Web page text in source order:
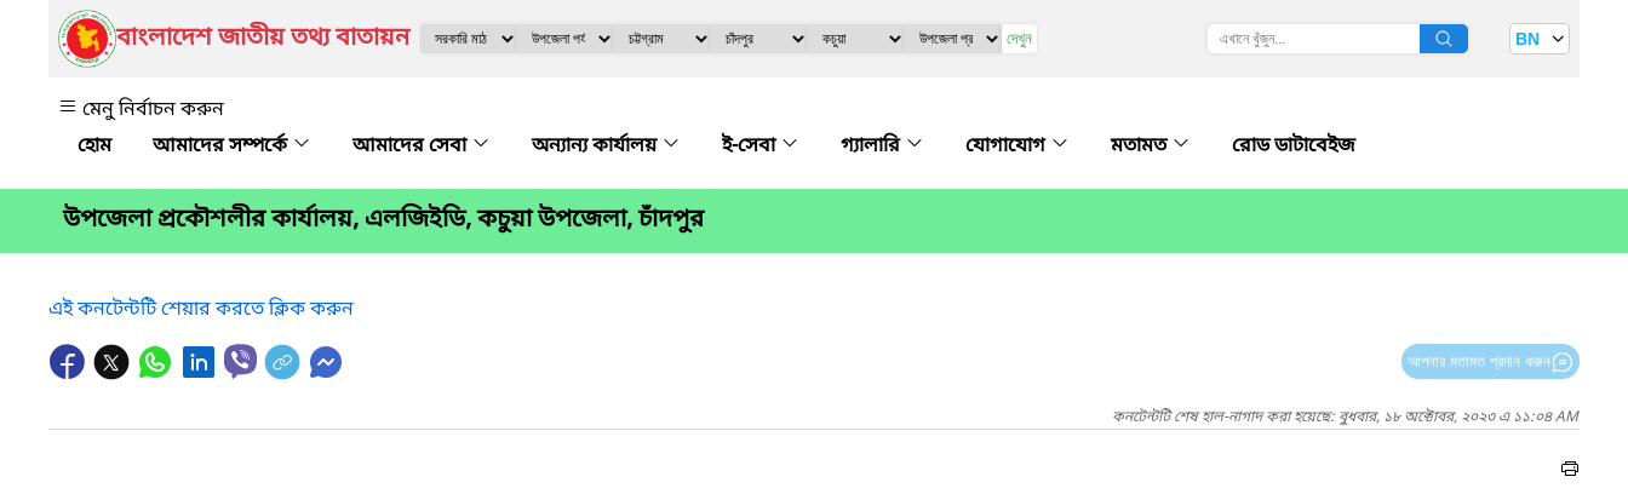
বাংলাদেশ জাতীয় তথ্য বাতায়ন দেখুন BN
মেনু নির্বাচন করুন
আমাদের সম্পর্কে
আমাদের সেবা অন্যান্য কার্যালয় ই-সেবা গ্যালারি যোগাযোগ মতামত রোড ডাটাবেইজ
উপজেলা প্রকৌশলীর কার্যালয়, এলজিইডি, কচুয়া উপজেলা, চাঁদপুর
এই কনটেন্টটি শেয়ার করতে ক্লিক করুন
আপনার মতামত প্রদান করুন
কনটেন্টটি শেষ হাল-নাগাদ করা হয়েছে: বুধবার, ১৮ অক্টোবর, ২০২৩ এ ১১:০৪ AM